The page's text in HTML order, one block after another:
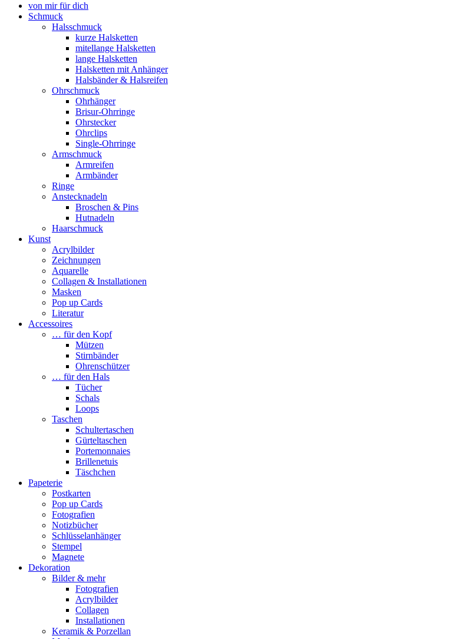
von mir für dich
Schmuck
Halsschmuck
kurze Halsketten
mitellange Halsketten
lange Halsketten
Halsketten mit Anhänger
Halsbänder & Halsreifen
Ohrschmuck
Ohrhänger
Brisur-Ohrringe
Ohrstecker
Ohrclips
Single-Ohrringe
Armschmuck
Armreifen
Armbänder
Ringe
Anstecknadeln
Broschen & Pins
Hutnadeln
Haarschmuck
Kunst
Acrylbilder
Zeichnungen
Aquarelle
Collagen & Installationen
Masken
Pop up Cards
Literatur
Accessoires
… für den Kopf
Mützen
Stirnbänder
Ohrenschützer
… für den Hals
Tücher
Schals
Loops
Taschen
Schultertaschen
Gürteltaschen
Portemonnaies
Brillenetuis
Täschchen
Papeterie
Postkarten
Pop up Cards
Fotografien
Notizbücher
Schlüsselanhänger
Stempel
Magnete
Dekoration
Bilder & mehr
Fotografien
Acrylbilder
Collagen
Installationen
Keramik & Porzellan